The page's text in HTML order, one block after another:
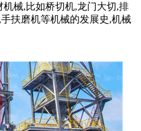
械,比如桥切机,龙门大切,排
扶磨机等机械的发展史,机械